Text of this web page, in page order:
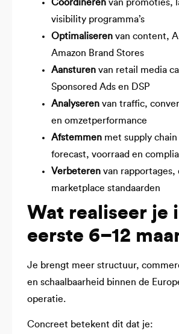
Coördineren van promoties,
visibility programma’s
Optimaliseren van content,
Amazon Brand Stores
Aansturen van retail media
Sponsored Ads en DSP
Analyseren van traffic,
en omzetperformance
Afstemmen met supply
forecast, voorraad en
Verbeteren van rapportages,
marketplace standaarden
Wat realiseer je
eerste 6–12
Je brengt meer structuur,
en schaalbaarheid binnen de
operatie.
Concreet betekent dit dat je: